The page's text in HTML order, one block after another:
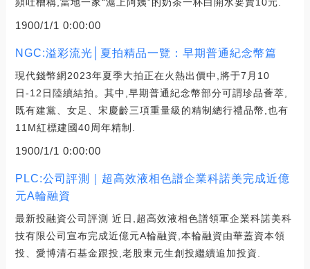
1900/1/1 0:00:00
NGC:溢彩流光│夏拍精品一覽：早期普通紀念幣篇
現代錢幣網2023年夏季大拍正在火熱出價中,將于7月10
日-12日陸續結拍。其中,早期普通紀念幣部分可謂珍品薈萃,
既有建黨、女足、宋慶齡三項重量級的精制總行禮品幣,也有
11M紅標建國40周年精制.
1900/1/1 0:00:00
PLC:公司評測｜超高效液相色譜企業科諾美完成近億
元A輪融資
最新投融資公司評測 近日,超高效液相色譜領軍企業科諾美科
技有限公司宣布完成近億元A輪融資,本輪融資由華蓋資本領
投、愛博清石基金跟投,老股東元生創投繼續追加投資.